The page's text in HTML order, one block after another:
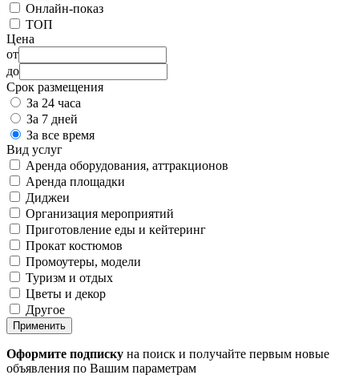
Онлайн-показ
ТОП
Цена
от
до
Срок размещения
За 24 часа
За 7 дней
За все время
Вид услуг
Аренда оборудования, аттракционов
Аренда площадки
Диджеи
Организация мероприятий
Приготовление еды и кейтеринг
Прокат костюмов
Промоутеры, модели
Туризм и отдых
Цветы и декор
Другое
Применить
Оформите подписку на поиск и получайте первым новые
объявления по Вашим параметрам